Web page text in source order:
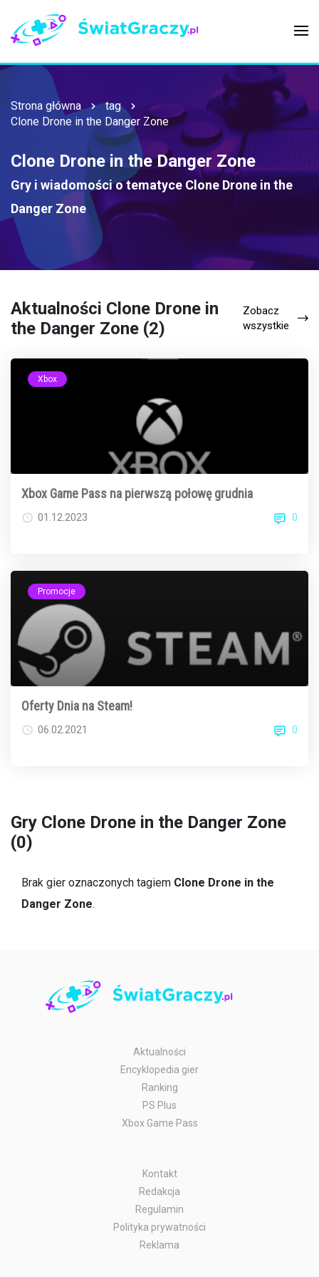
Strona główna
tag
Clone Drone in the Danger Zone
Clone Drone in the Danger Zone
Gry i wiadomości o tematyce Clone Drone in the
Danger Zone
Aktualności Clone Drone in
the Danger Zone (2)
Zobacz
wszystkie
Xbox
Xbox Game Pass na pierwszą połowę grudnia
01.12.2023 0
Promocje
Oferty Dnia na Steam!
06.02.2021 0
Gry Clone Drone in the Danger Zone
(0)
Brak gier oznaczonych tagiem Clone Drone in the
Danger Zone.
Aktualności
Encyklopedia gier
Ranking
PS Plus
Xbox Game Pass
Kontakt
Redakcja
Regulamin
Polityka prywatności
Reklama